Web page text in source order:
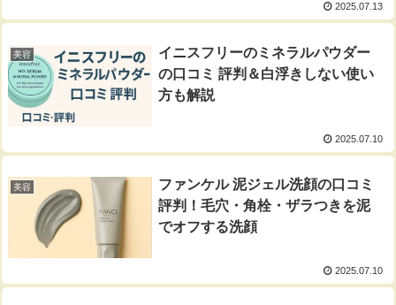
2025.07.13
美容
イニスフリーのミネラルパウダー
の口コミ 評判＆白浮きしない使い
方も解説
2025.07.10
美容
ファンケル 泥ジェル洗顔の口コミ
評判！毛穴・角栓・ザラつきを泥
でオフする洗顔
2025.07.10